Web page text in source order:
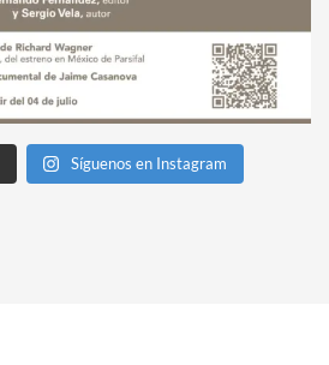
Síguenos en Instagram